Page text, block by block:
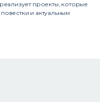
проекты, которые
и актуальным